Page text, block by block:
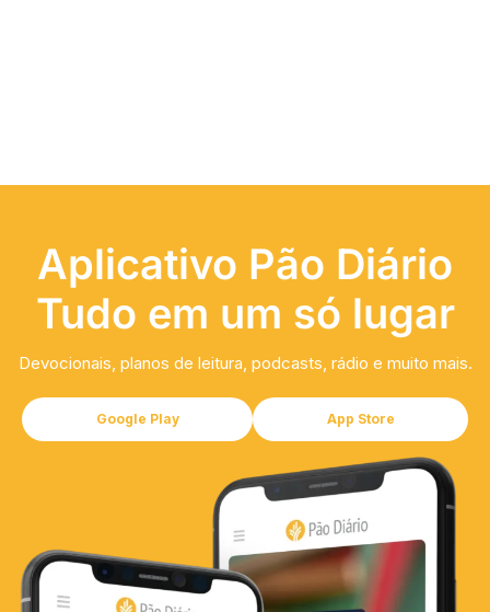
Aplicativo Pão Diário
Tudo em um só lugar
Devocionais, planos de leitura, podcasts, rádio e muito mais.
Google Play App Store